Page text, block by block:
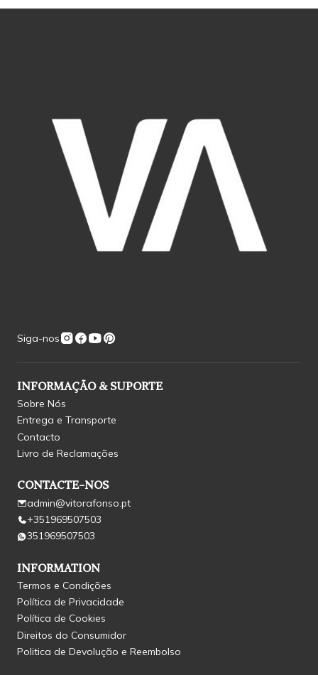
Siga-nos
INFORMAÇÃO & SUPORTE
Sobre Nós
Entrega e Transporte
Contacto
Livro de Reclamações
CONTACTE-NOS
admin@vitorafonso.pt
+351969507503
351969507503
INFORMATION
Termos e Condições
Política de Privacidade
Política de Cookies
Direitos do Consumidor
Politica de Devolução e Reembolso